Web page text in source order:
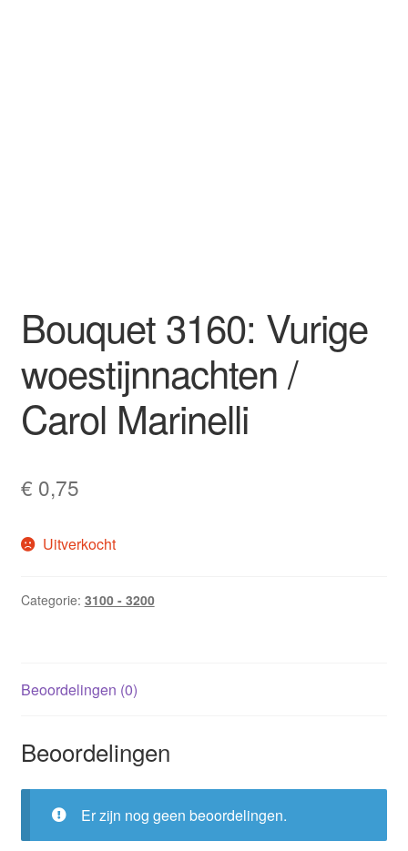
Bouquet 3160: Vurige
woestijnnachten /
Carol Marinelli
€ 0,75
Uitverkocht
Categorie: 3100 - 3200
Beoordelingen (0)
Beoordelingen
Er zijn nog geen beoordelingen.